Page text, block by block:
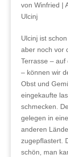
von Winfried |
Ulcinj
Ulcinj ist
aber noch vor
Terrasse –
– können wir
Obst und
eingekaufte
schmecken.
gelegen in
anderen
zugepflastert.
schön, man